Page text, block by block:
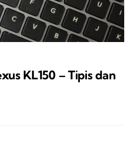
KL150 – Tipis dan